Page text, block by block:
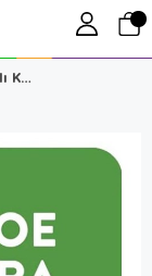
Animology Essentials Aloe Veralı Köpek Şampuanı 250 ml